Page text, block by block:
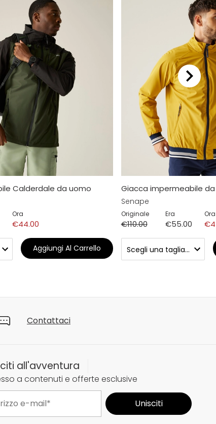
Calderdale da uomo
Ora
€44.00
Aggiungi Al Carrello
Giacca impermeabile da
Senape
Originale
€110.00
Era
€55.00
Ora
Contattaci
all'avventura
a contenuti e offerte esclusive